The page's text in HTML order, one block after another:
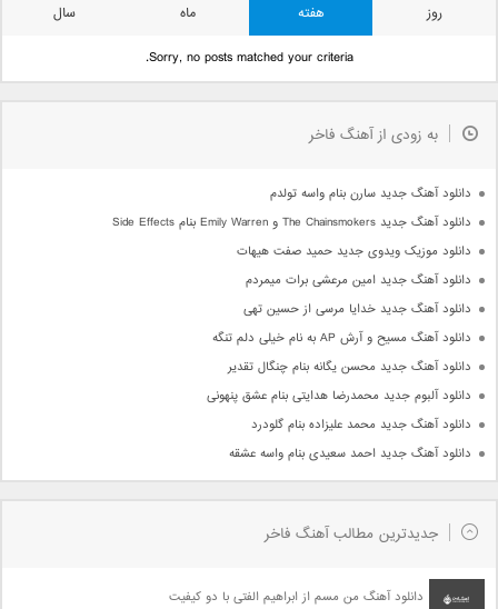
روز هفته ماه
سال
Sorry, no posts matched your criteria.
به زودی از آهنگ فاخر
دانلود آهنگ جدید سارن بنام واسه تولدم
دانلود آهنگ جدید The Chainsmokers و Emily Warren بنام Side Effects
دانلود موزیک ویدوی جدید حمید صفت هیهات
دانلود آهنگ جدید امین مرعشی برات میمردم
دانلود آهنگ جدید خدایا مرسی از حسین تهی
دانلود آهنگ مسیح و آرش AP به نام خیلی دلم تنگه
دانلود آهنگ جدید محسن یگانه بنام چنگال تقدیر
دانلود آلبوم جدید محمدرضا هدایتی بنام عشق پنهونی
دانلود آهنگ جدید محمد علیزاده بنام گلودرد
دانلود آهنگ جدید احمد سعیدی بنام واسه عشقه
جدیدترین مطالب آهنگ فاخر
دانلود آهنگ من مسم از ابراهیم الفتی با دو کیفیت